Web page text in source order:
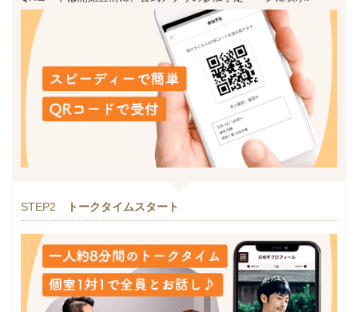
STEP2 トークタイムスタート